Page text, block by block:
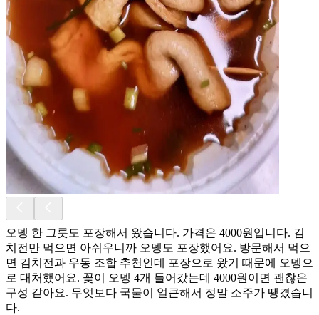
오뎅 한 그릇도 포장해서 왔습니다. 가격은 4000원입니다. 김
치전만 먹으면 아쉬우니까 오뎅도 포장했어요. 방문해서 먹으
면 김치전과 우동 조합 추천인데 포장으로 왔기 때문에 오뎅으
로 대처했어요. 꽃이 오뎅 4개 들어갔는데 4000원이면 괜찮은
구성 같아요. 무엇보다 국물이 얼큰해서 정말 소주가 땡겼습니
다.